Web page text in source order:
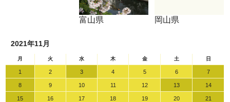
富山県 岡山県
2021年11月
月 火 水 木 金 土 日
1 2 3 4 5 6 7
8 9 10 11 12 13 14
15 16 17 18 19 20 21